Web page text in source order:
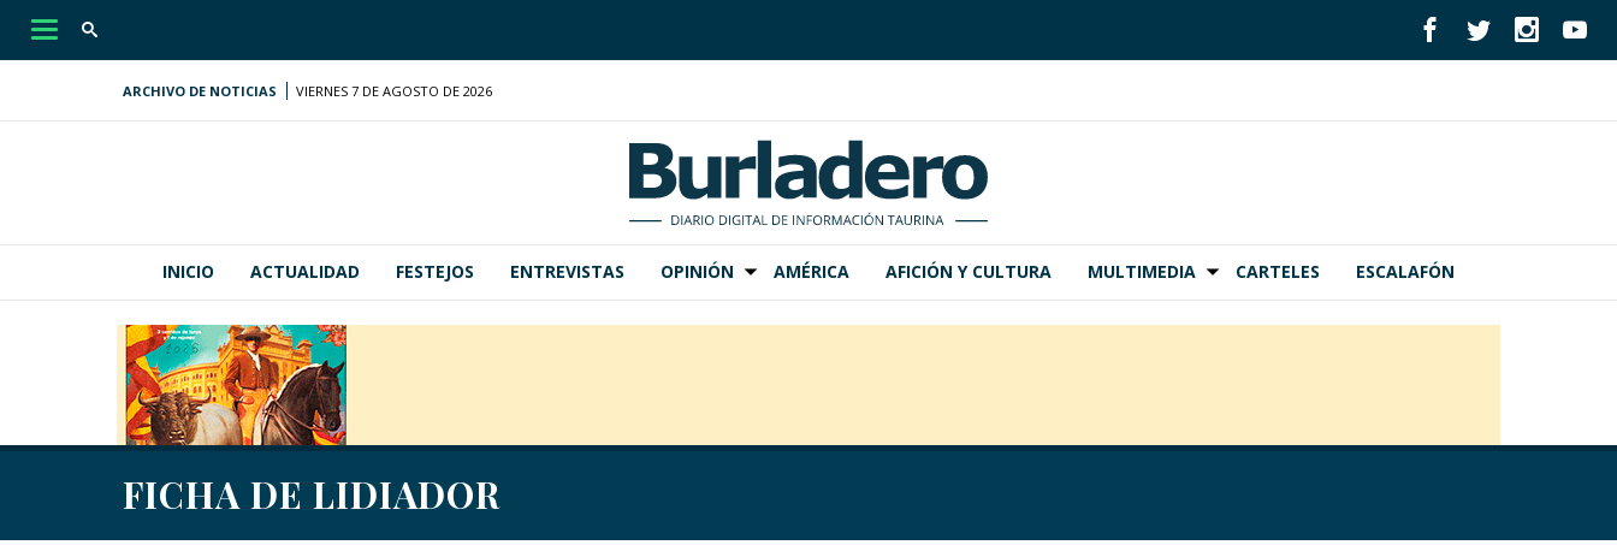
Desplegar
ARCHIVO DE NOTICIAS VIERNES 7 DE AGOSTO DE 2026
INICIO ACTUALIDAD FESTEJOS ENTREVISTAS OPINIÓN AMÉRICA AFICIÓN Y CULTURA MULTIMEDIA CARTELES ESCALAFÓN
FICHA DE LIDIADOR